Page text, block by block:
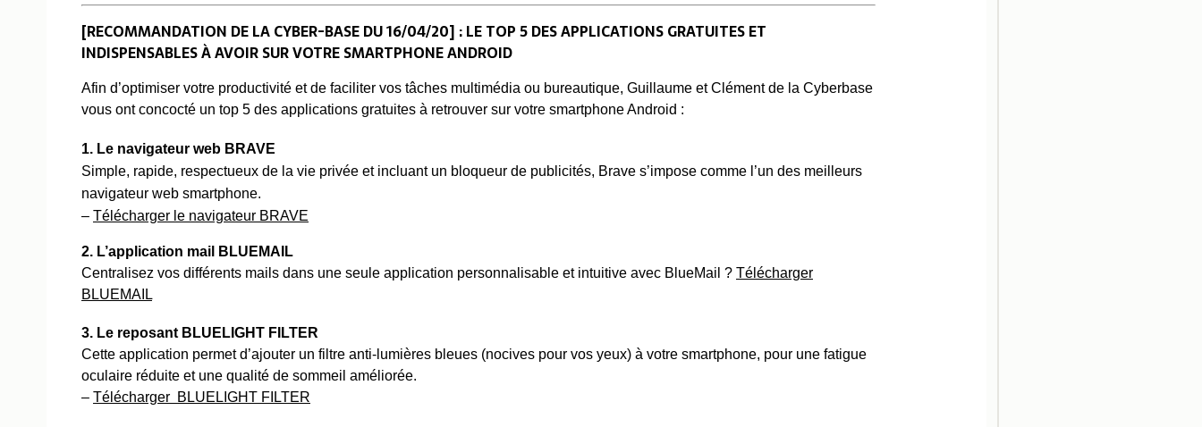
[RECOMMANDATION DE LA CYBER-BASE DU 16/04/20] : LE TOP 5 DES APPLICATIONS GRATUITES ET
INDISPENSABLES À AVOIR SUR VOTRE SMARTPHONE ANDROID
Afin d’optimiser votre productivité et de faciliter vos tâches multimédia ou bureautique, Guillaume et Clément de la Cyberbase
vous ont concocté un top 5 des applications gratuites à retrouver sur votre smartphone Android :
1. Le navigateur web BRAVE
Simple, rapide, respectueux de la vie privée et incluant un bloqueur de publicités, Brave s’impose comme l’un des meilleurs
navigateur web smartphone.
– Télécharger le navigateur BRAVE
2. L’application mail BLUEMAIL
Centralisez vos différents mails dans une seule application personnalisable et intuitive avec BlueMail ? Télécharger
BLUEMAIL
3. Le reposant BLUELIGHT FILTER
Cette application permet d’ajouter un filtre anti-lumières bleues (nocives pour vos yeux) à votre smartphone, pour une fatigue
oculaire réduite et une qualité de sommeil améliorée.
– Télécharger BLUELIGHT FILTER